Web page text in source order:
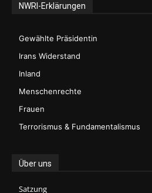
NWRI-Erklärungen
Gewählte Präsidentin
Irans Widerstand
Inland
Menschenrechte
Frauen
Terrorismus & Fundamentalismus
Über uns
Satzung